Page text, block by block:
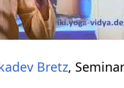
Bretz,